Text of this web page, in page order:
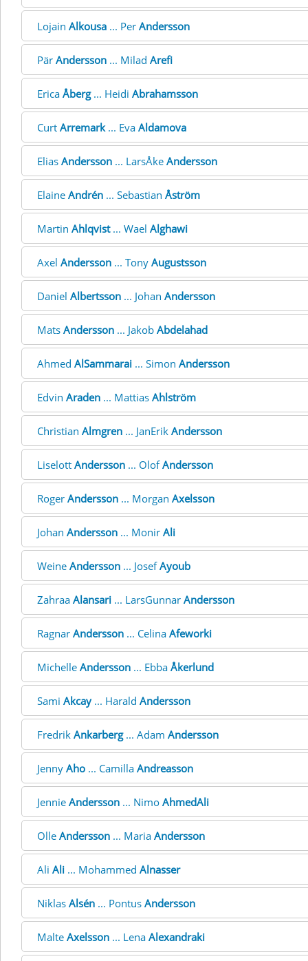
Lojain Alkousa ... Per Andersson
Pär Andersson ... Milad Arefi
Erica Åberg... Heidi Abrahamsson
Curt Arremark... Eva Aldamova
Elias Andersson ... LarsÅke Andersson
Elaine Andrén ... Sebastian Åström
Martin Ahlqvist... Wael Alghawi
Axel Andersson ... Tony Augustsson
Daniel Albertsson ... Johan Andersson
Mats Andersson ... Jakob Abdelahad
Ahmed AlSammarai ... Simon Andersson
Edvin Araden ... Mattias Ahlström
Christian Almgren ... JanErik Andersson
Liselott Andersson ... OlofAndersson
Roger Andersson ... Morgan Axelsson
Johan Andersson ... Monir Ali
Weine Andersson ... JosefAyoub
Zahraa Alansari ... LarsGunnar Andersson
Ragnar Andersson ... Celina Afeworki
Michelle Andersson ... Ebba Åkerlund
Sami Akcay... Harald Andersson
Fredrik Ankarberg... Adam Andersson
Jenny Aho ... Camilla Andreasson
Jennie Andersson ... Nimo AhmedAli
Olle Andersson ... Maria Andersson
Ali Ali ... Mohammed Alnasser
Niklas Alsén ... Pontus Andersson
Malte Axelsson ... Lena Alexandraki